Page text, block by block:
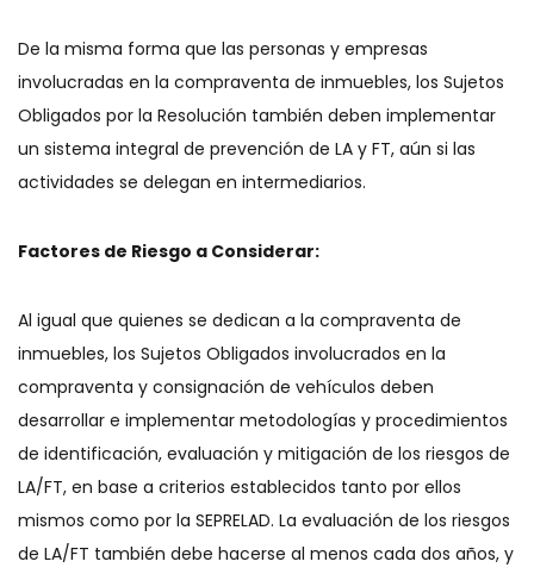
De la misma forma que las personas y empresas
involucradas en la compraventa de inmuebles, los Sujetos
Obligados por la Resolución también deben implementar
un sistema integral de prevención de LA y FT, aún si las
actividades se delegan en intermediarios.
Factores de Riesgo a Considerar:
Al igual que quienes se dedican a la compraventa de
inmuebles, los Sujetos Obligados involucrados en la
compraventa y consignación de vehículos deben
desarrollar e implementar metodologías y procedimientos
de identificación, evaluación y mitigación de los riesgos de
LA/FT, en base a criterios establecidos tanto por ellos
mismos como por la SEPRELAD. La evaluación de los riesgos
de LA/FT también debe hacerse al menos cada dos años, y